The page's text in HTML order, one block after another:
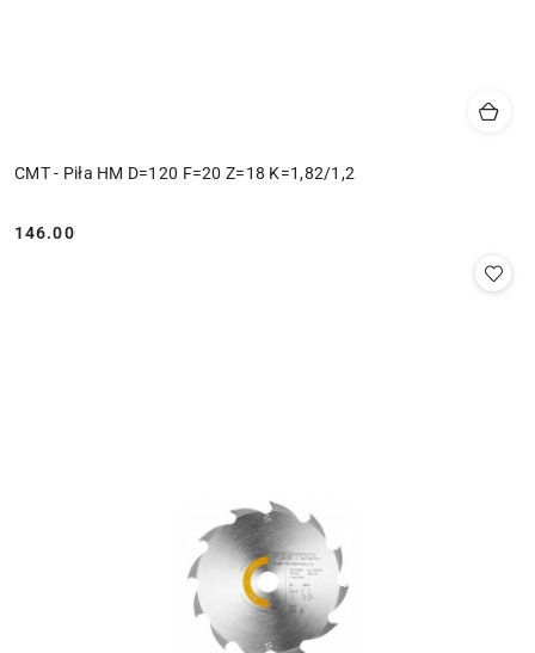
CMT - Piła HM D=120 F=20 Z=18 K=1,82/1,2
Cena:
146.00